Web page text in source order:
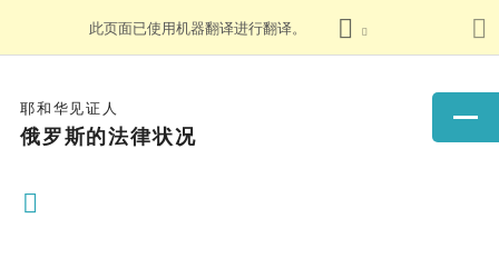
此页面已使用机器翻译进行翻译。
耶和华见证人
俄罗斯的法律状况